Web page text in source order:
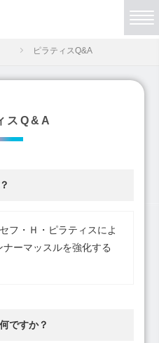
ピラティスQ&A
スQ&A
フ・Ｈ・ピラティスによ
ーマッスルを強化する
ですか？